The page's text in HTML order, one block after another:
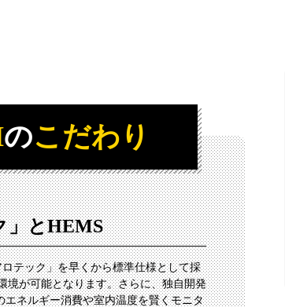
のこだわり
」とHEMS
テック」を早くから標準仕様として採
境が可能となります。さらに、独自開発
ネルギー消費や室内温度を賢くモニタ